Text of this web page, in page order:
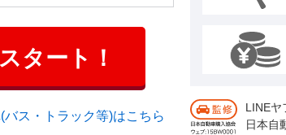
タート！
バス・トラック等)はこちら
LINEヤ
日本自